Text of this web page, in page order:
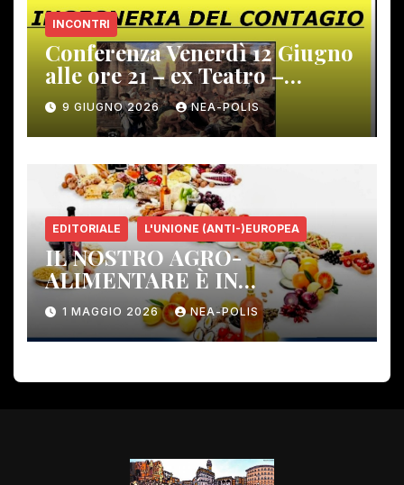
INCONTRI
Conferenza Venerdì 12 Giugno
alle ore 21 – ex Teatro –
Gambassi Terme –
9 GIUGNO 2026 NEA-POLIS
EDITORIALE L'UNIONE (ANTI-)EUROPEA
IL NOSTRO AGRO-
ALIMENTARE È IN
PERICOLO!
1 MAGGIO 2026 NEA-POLIS